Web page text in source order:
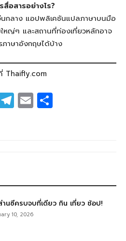
สื่อสารอย่างไร?
กลาง แอปพลิเคชันแปลภาษาบนมือ
หญ่ๆ และสถานที่ท่องเที่ยวหลักอาจ
ภาษาอังกฤษได้บ้าง
Thaifly.com
T
el
E
m
านซีครบจบที่เดียว กิน เที่ยว ช้อป!
10, 2026